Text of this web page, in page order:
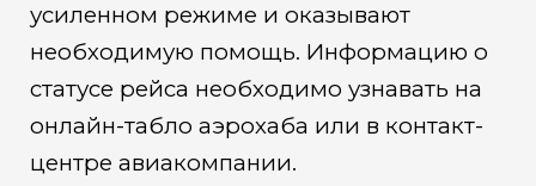
усиленном режиме и оказывают
необходимую помощь. Информацию о
статусе рейса необходимо узнавать на
онлайн-табло аэрохаба или в контакт-
центре авиакомпании.